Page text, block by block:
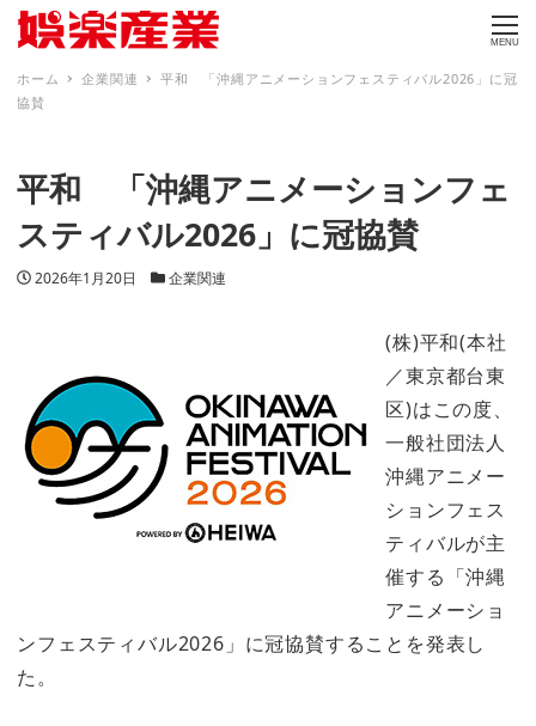
MENU
ホーム 企業関連
平和 「沖縄アニメーションフェスティバル2026」に冠
協賛
平和 「沖縄アニメーションフェ
スティバル2026」に冠協賛
投稿日
2026年1月20日 カテゴリー
企業関連
(株)平和(本社
／東京都台東
区)はこの度、
一般社団法人
沖縄アニメー
ションフェス
ティバルが主
催する「沖縄
アニメーショ
ンフェスティバル2026」に冠協賛することを発表し
た。